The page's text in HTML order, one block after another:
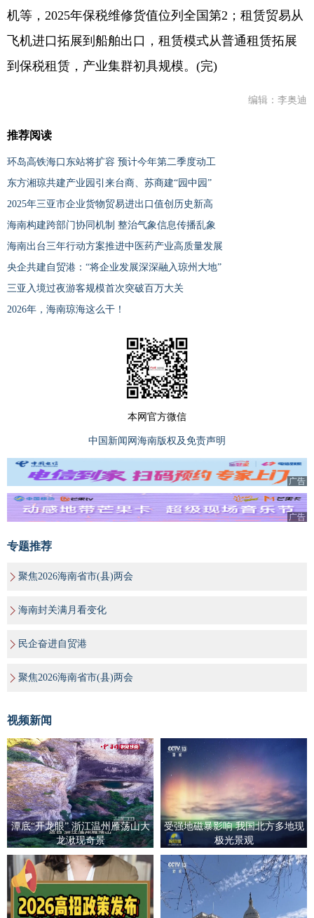
机等，2025年保税维修货值位列全国第2；租赁贸易从
飞机进口拓展到船舶出口，租赁模式从普通租赁拓展
到保税租赁，产业集群初具规模。(完)
编辑：李奥迪
推荐阅读
环岛高铁海口东站将扩容 预计今年第二季度动工
东方湘琼共建产业园引来台商、苏商建“园中园”
2025年三亚市企业货物贸易进出口值创历史新高
海南构建跨部门协同机制 整治气象信息传播乱象
海南出台三年行动方案推进中医药产业高质量发展
央企共建自贸港：“将企业发展深深融入琼州大地”
三亚入境过夜游客规模首次突破百万大关
2026年，海南琼海这么干！
本网官方微信
中国新闻网海南版权及免责声明
广告
广告
专题推荐
聚焦2026海南省市(县)两会
海南封关满月看变化
民企奋进自贸港
聚焦2026海南省市(县)两会
视频新闻
潭底“开龙眼” 浙江温州雁荡山大
龙湫现奇景
受强地磁暴影响 我国北方多地现
极光景观